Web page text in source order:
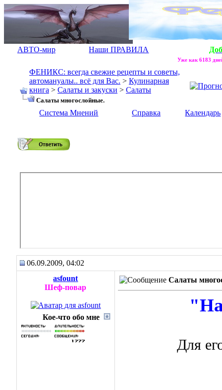
АВТО-мир Наши ПРАВИЛА
Уже как 6183
ФЕНИКС: всегда свежие рецепты и советы,
автомануалы.. всё для Вас. > Кулинарная
книга > Салаты и закуски > Салаты
Салаты многослойные.
Система Мнений Справка Календарь
06.09.2009, 04:02
asfount
Шеф-повар
Кое-что обо мне
Салаты
Для